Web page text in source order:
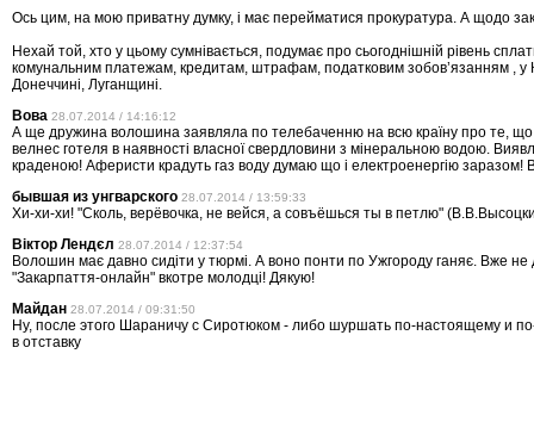
Ось цим, на мою приватну думку, і має перейматися прокуратура. А щодо
Нехай той, хто у цьому сумнівається, подумає про сьогоднішній рівень
комунальним платежам, кредитам, штрафам, податковим зобов’язанням , у
Донеччині, Луганщині.
Вова 28.07.2014 / 14:16:12
А ще дружина волошина заявляла по телебаченню на всю країну про те, що
велнес готеля в наявності власної свердловини з мінеральною водою.
краденою! Аферисти крадуть газ воду думаю що і електроенергію заразом!
бывшая из унгварского 28.07.2014 / 13:59:33
Хи-хи-хи! "Сколь, верёвочка, не вейся, а совъёшься ты в петлю"
Віктор Лендєл 28.07.2014 / 12:37:54
Волошин має давно сидіти у тюрмі. А воно понти по Ужгороду ганяє. Вже не
"Закарпаття-онлайн" вкотре молодці! Дякую!
Майдан 28.07.2014 / 09:31:50
Ну, после этого Шараничу с Сиротюком - либо шуршать по-настоящему и
в отставку